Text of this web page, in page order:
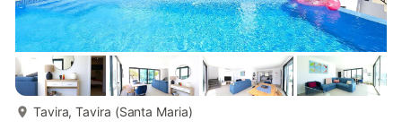
Tavira, Tavira (Santa Maria)